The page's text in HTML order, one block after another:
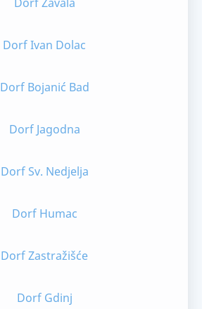
Dorf Ivan Dolac
Dorf Bojanić Bad
Dorf Jagodna
Dorf Sv. Nedjelja
Dorf Humac
Dorf Zastražišće
Dorf Gdinj